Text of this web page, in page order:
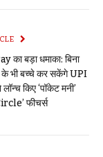
का बड़ा धमाका: बिना
भी बच्चे कर सकेंगे UPI
किए ‘पॉकेट मनी’
फीचर्स